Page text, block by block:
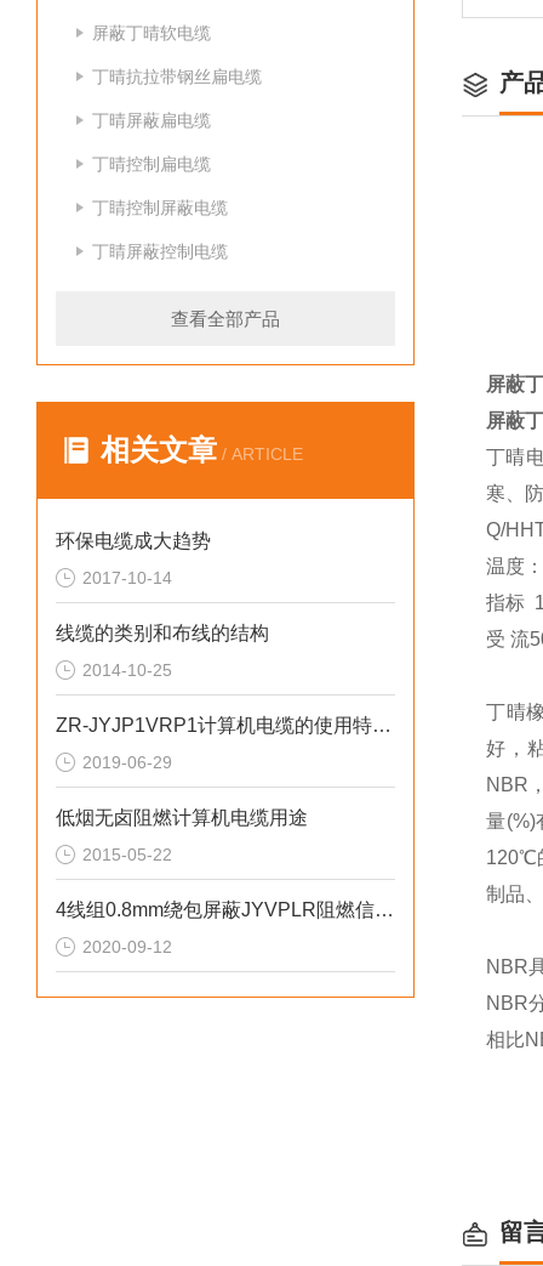
屏蔽丁晴软电缆
丁晴抗拉带钢丝扁电缆
丁晴屏蔽扁电缆
丁晴控制扁电缆
丁睛控制屏蔽电缆
丁睛屏蔽控制电缆
查看全部产品
相关文章 / ARTICLE
环保电缆成大趋势
2017-10-14
线缆的类别和布线的结构
2014-10-25
ZR-JYJP1VRP1计算机电缆的使用特性是什么
2019-06-29
低烟无卤阻燃计算机电缆用途
2015-05-22
4线组0.8mm绕包屏蔽JYVPLR阻燃信号电缆
2020-09-12
产
屏蔽
屏蔽
丁晴
寒、
Q/
温度
指标
受 流
丁晴
好，
NBR
量(%)
120℃
制品
NBR
NBR
相比
留